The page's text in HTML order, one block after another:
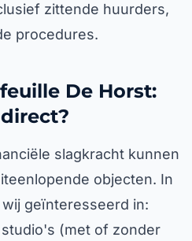
zittende huurders,
procedures.
De Horst:
slagkracht kunnen
objecten. In
geïnteresseerd in:
(met of zonder